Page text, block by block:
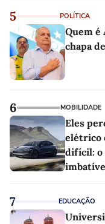
5 POLÍTICA
Quem é
chapa
6 MOBILIDADE
Eles
elétrico
difícil: o
7 EDUCAÇÃO